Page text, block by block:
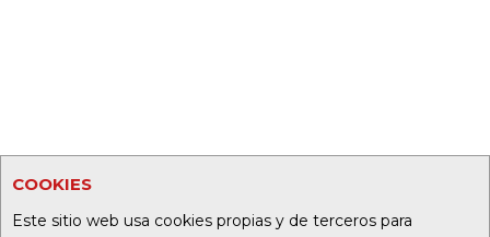
COOKIES
Este sitio web usa cookies propias y de terceros para